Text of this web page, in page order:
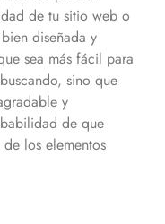
de tu sitio web o
diseñada y
sea más fácil para
sino que
y
de que
los elementos